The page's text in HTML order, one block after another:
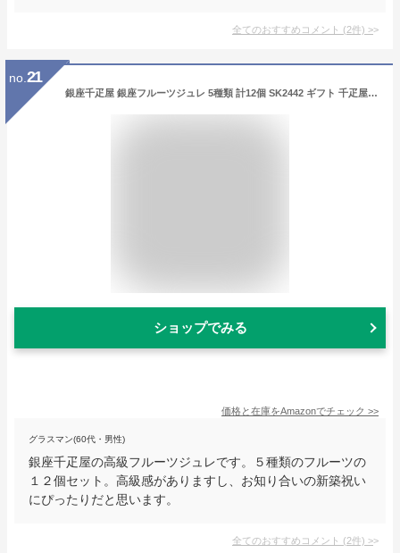
全てのおすすめコメント (2件) >
no. 21
銀座千疋屋 銀座フルーツジュレ 5種類 計12個 SK2442 ギフト 千疋屋 ゼリー 詰め合わせ フルーツ プレゼント 高級 洋菓子 食品 食べ物 お取り寄せ 贈答品 手土産 お祝い 出産内祝い 結婚祝い 誕生日 贈り物 スイーツ 常温 個包装 お菓子 日持ち
ショップでみる
価格と在庫をAmazonでチェック >>
グラスマン(60代・男性)
銀座千疋屋の高級フルーツジュレです。５種類のフルーツの
１２個セット。高級感がありますし、お知り合いの新築祝い
にぴったりだと思います。
全てのおすすめコメント (2件) >